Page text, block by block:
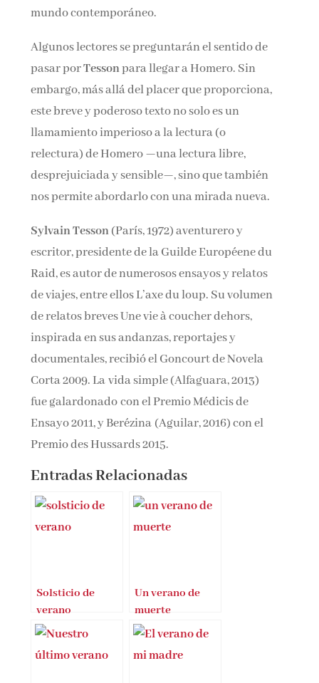
mundo contemporáneo.
Algunos lectores se preguntarán el sentido de
pasar porTessonpara llegar a Homero. Sin
embargo, más allá del placer que proporciona,
este breve y poderoso texto no solo es un
llamamiento imperioso a la lectura (o
relectura) de Homero —una lectura libre,
desprejuiciada y sensible—, sino que también
nos permite abordarlo con una mirada nueva.
Sylvain Tesson(París, 1972) aventurero y
escritor, presidente de la Guilde Européene du
Raid, es autor de numerosos ensayos y relatos
de viajes, entre ellos L’axe du loup. Su volumen
de relatos breves Une vie à coucher dehors,
inspirada en sus andanzas, reportajes y
documentales, recibió el Goncourt de Novela
Corta 2009. La vida simple (Alfaguara, 2013)
fue galardonado con el Premio Médicis de
Ensayo 2011, y Berézina (Aguilar, 2016) con el
Premio des Hussards 2015.
Entradas Relacionadas
Solsticio de
verano
Un verano de
muerte